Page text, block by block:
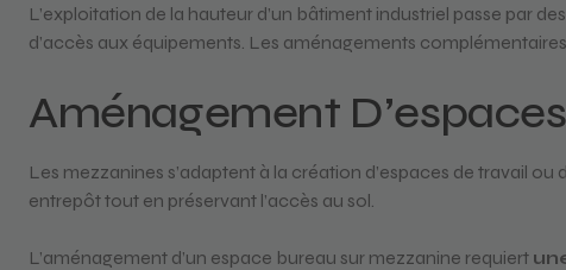
L’exploitation de la hauteur d’un bâtiment industriel passe par
d’accès aux équipements. Les aménagements
Aménagement
Les mezzanines s’adaptent à la création d’espaces de travail
entrepôt tout en préservant l’accès au sol.
L’aménagement d’un espace bureau sur mezzanine requiert